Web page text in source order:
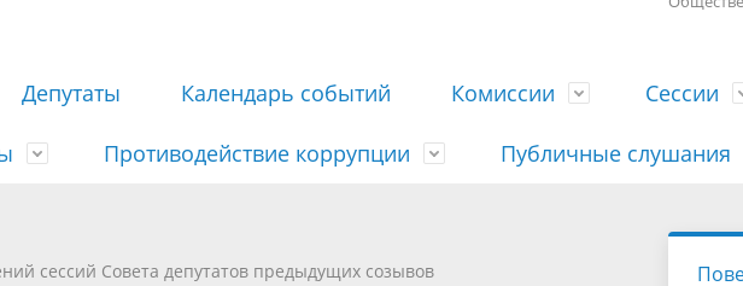
История
Депутаты Календарь событий Комиссии Сессии
решений сессий Совета
недействующими решений Совета
Порядок
гражданами
Противодействие коррупции
Сведения о
имуществе,
Публичные слушания
Наша
сессий Совета депутатов предыдущих созывов